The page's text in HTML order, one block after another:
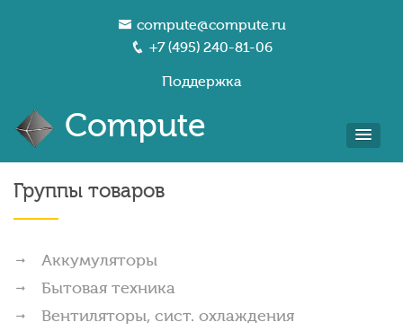
compute@compute.ru
+7 (495) 240-81-06
Поддержка
Compute
Группы товаров
Аккумуляторы
Бытовая техника
Вентиляторы, сист. охлаждения